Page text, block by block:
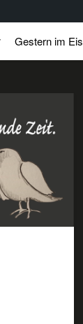
Gestern im Eis